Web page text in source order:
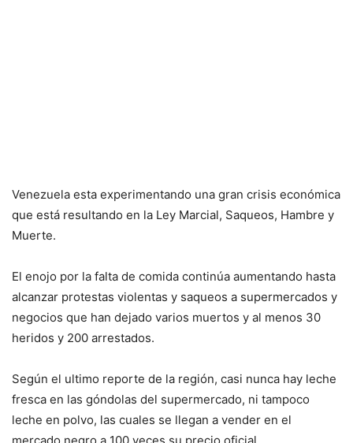
Venezuela esta experimentando una gran crisis económica
que está resultando en la Ley Marcial, Saqueos, Hambre y
Muerte.
El enojo por la falta de comida continúa aumentando hasta
alcanzar protestas violentas y saqueos a supermercados y
negocios que han dejado varios muertos y al menos 30
heridos y 200 arrestados.
Según el ultimo reporte de la región, casi nunca hay leche
fresca en las góndolas del supermercado, ni tampoco
leche en polvo, las cuales se llegan a vender en el